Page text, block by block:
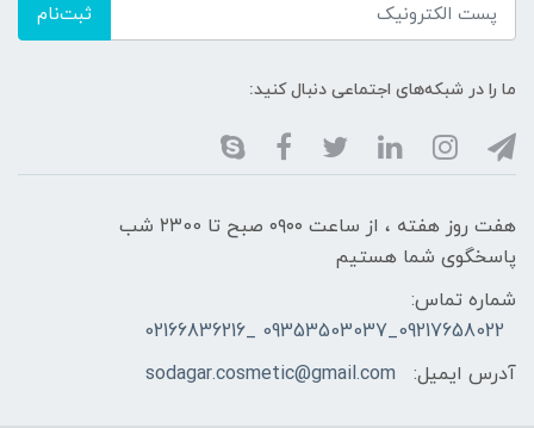
ثبت‌نام
ما را در شبکه‌های اجتماعی دنبال کنید:
هفت روز هفته ، از ساعت ۰۹۰۰ صبح تا ۲۳00 شب
پاسخگوی شما هستیم
شماره تماس:
09217658022_09353503037 _02166836216
آدرس ایمیل:
sodagar.cosmetic@gmail.com